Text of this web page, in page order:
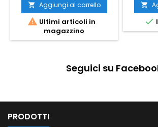
 Aggiungi al carrello
 Ultimi articoli in
magazzino


Seguici su
PRODOTTI